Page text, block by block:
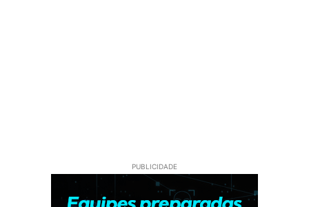
PUBLICIDADE